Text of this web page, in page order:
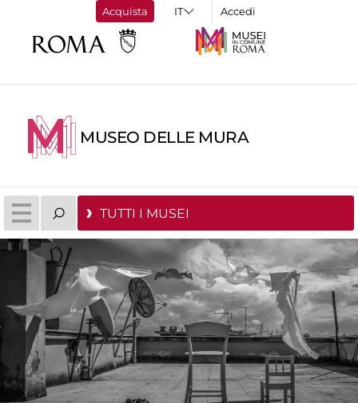
Acquista Accedi
MUSEO DELLE MURA
TUTTI I MUSEI